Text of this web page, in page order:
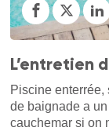
L’entretien
Piscine
de baignade a
cauchemar si on